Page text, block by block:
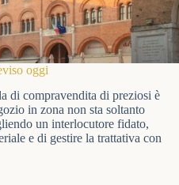
oggi
di compravendita di preziosi è
in zona non sta soltanto
un interlocutore fidato,
e di gestire la trattativa con